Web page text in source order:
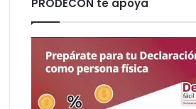
PRODECON te apoya